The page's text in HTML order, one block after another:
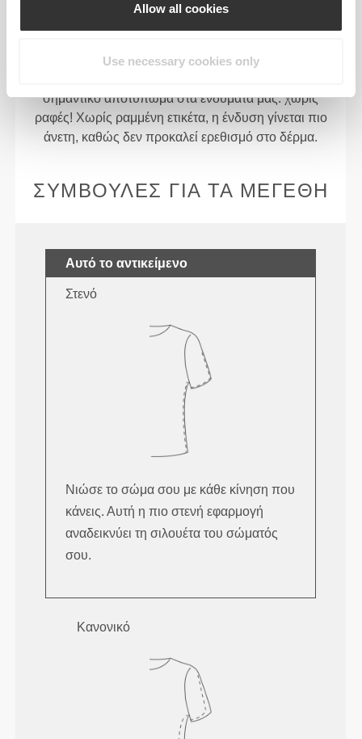
Allow all cookies
Use necessary cookies only
Χωρίς ραμμένη ετικέτα
Τα ρούχα μας είναι συνώνυμο της άνεσης. Έχουμε
σημαντικό αποτύπωμα στα ενδύματά μας: χωρίς
ραφές! Χωρίς ραμμένη ετικέτα, η ένδυση γίνεται πιο
άνετη, καθώς δεν προκαλεί ερεθισμό στο δέρμα.
ΣΥΜΒΟΥΛΈΣ ΓΙΑ ΤΑ ΜΕΓΈΘΗ
Αυτό το αντικείμενο
Στενό
Νιώσε το σώμα σου με κάθε κίνηση που
κάνεις. Αυτή η πιο στενή εφαρμογή
αναδεικνύει τη σιλουέτα του σώματός
σου.
Κανονικό